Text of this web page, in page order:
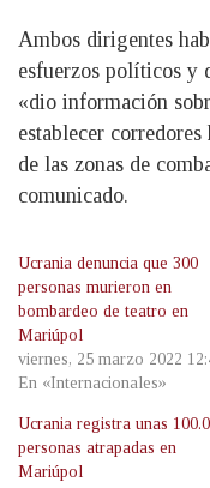
Ambos dirigentes
esfuerzos políticos y
«dio información
establecer
de las zonas de
comunicado.
Ucrania denuncia que 300
personas murieron en
bombardeo de teatro en
Mariúpol
viernes, 25 marzo 2022
En «Internacionales»
Ucrania registra unas
personas atrapadas en
Mariúpol